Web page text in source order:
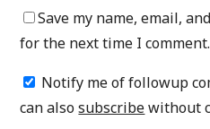
Save my name, email,
for the next time I comment.
Notify me of followup
can alsosubscribewithout